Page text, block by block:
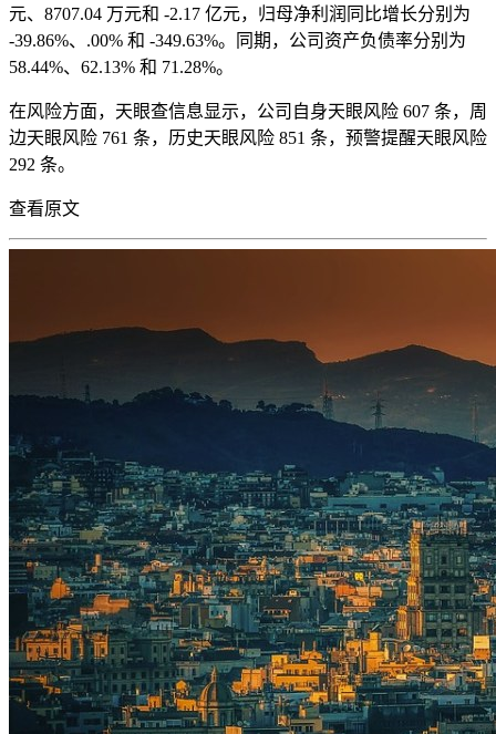
元、8707.04 万元和 -2.17 亿元，归母净利润同比增长分别为
-39.86%、.00% 和 -349.63%。同期，公司资产负债率分别为
58.44%、62.13% 和 71.28%。
在风险方面，天眼查信息显示，公司自身天眼风险 607 条，周
边天眼风险 761 条，历史天眼风险 851 条，预警提醒天眼风险
292 条。
查看原文